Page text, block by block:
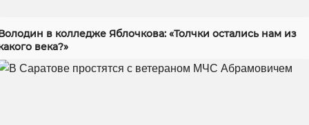
в колледже Яблочкова: «Толчки остались нам из
века?»